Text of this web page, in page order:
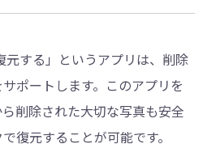
元する」というアプリは、削除
ポートします。このアプリを
削除された大切な写真も安全
復元することが可能です。